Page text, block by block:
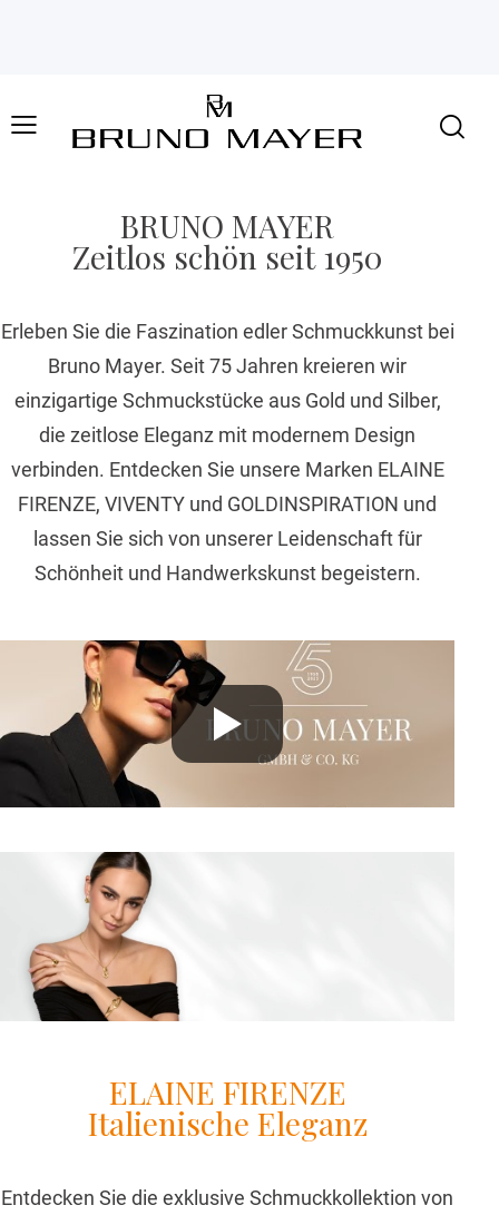
BRUNO MAYER
Zeitlos schön seit 1950
Erleben Sie die Faszination edler Schmuckkunst bei
Bruno Mayer. Seit 75 Jahren kreieren wir
einzigartige Schmuckstücke aus Gold und Silber,
die zeitlose Eleganz mit modernem Design
verbinden. Entdecken Sie unsere Marken ELAINE
FIRENZE, VIVENTY und GOLDINSPIRATION und
lassen Sie sich von unserer Leidenschaft für
Schönheit und Handwerkskunst begeistern.
ELAINE FIRENZE
Italienische Eleganz
Entdecken Sie die exklusive Schmuckkollektion von